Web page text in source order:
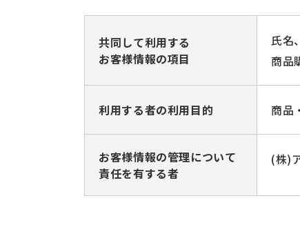
共同して利用する
お客様情報の項目
氏名
商品
利用する者の利用目的 商品
お客様情報の管理について
責任を有する者
(株)